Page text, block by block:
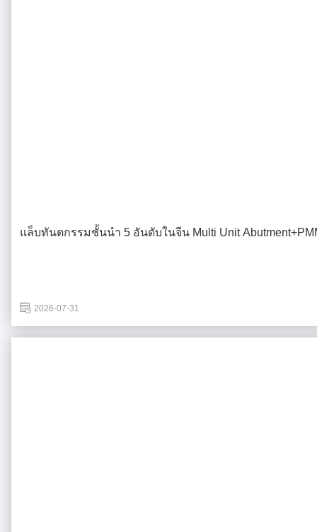
แล็บทันตกรรมชั้นนำ 5 อันดับในจีน Multi Unit
2026-07-31